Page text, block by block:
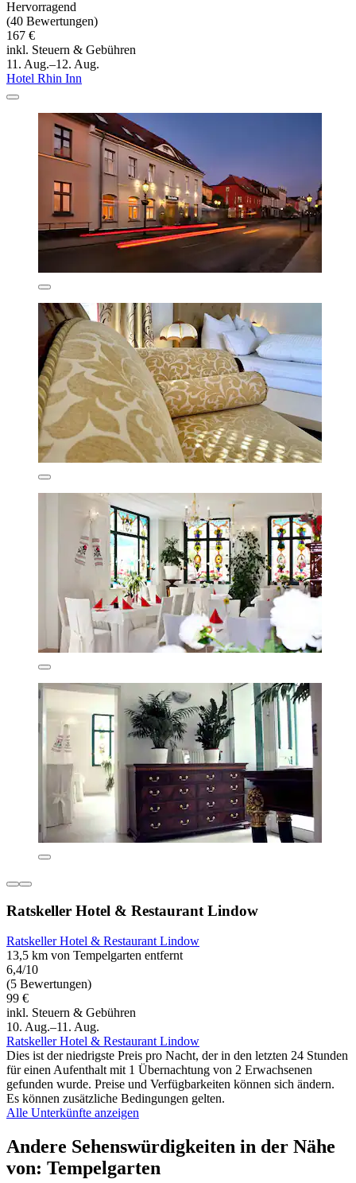
Hervorragend
(40 Bewertungen)
167 €
inkl. Steuern & Gebühren
11. Aug.–12. Aug.
Hotel Rhin Inn
Ratskeller Hotel & Restaurant Lindow
Ratskeller Hotel & Restaurant Lindow
13,5 km von Tempelgarten entfernt
6,4/10
(5 Bewertungen)
99 €
inkl. Steuern & Gebühren
10. Aug.–11. Aug.
Ratskeller Hotel & Restaurant Lindow
Dies ist der niedrigste Preis pro Nacht, der in den letzten 24 Stunden
für einen Aufenthalt mit 1 Übernachtung von 2 Erwachsenen
gefunden wurde. Preise und Verfügbarkeiten können sich ändern.
Es können zusätzliche Bedingungen gelten.
Alle Unterkünfte anzeigen
Andere Sehenswürdigkeiten in der Nähe
von: Tempelgarten